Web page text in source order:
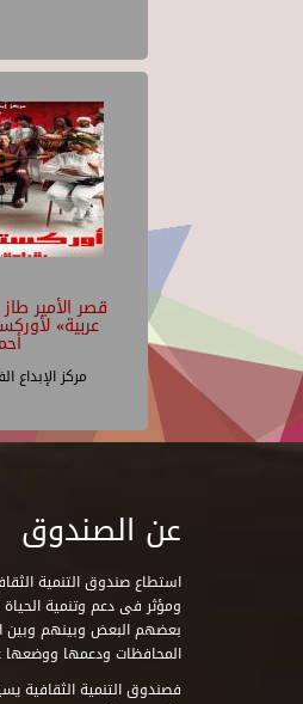
قصر الأمير
عربية»
مركز الإبداع
عن الصندوق
ومؤثر فى دعم وتنمية الحياة
بعضهم البعض وبينهم
المحافظات ودعمها ووضعها
فصندوق التنمية